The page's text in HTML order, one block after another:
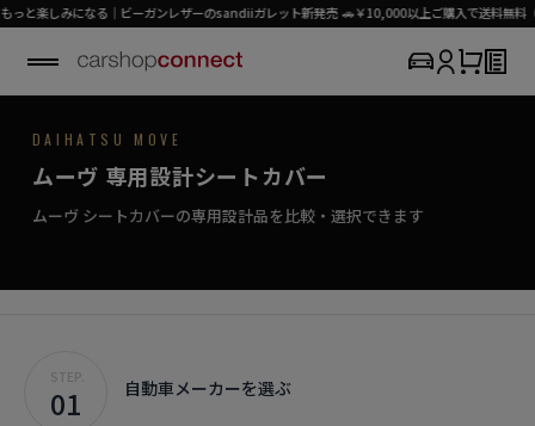
みになる｜ビーガンレザーのsandiiガレット新発売 🚗￥10,000以上ご購入で送料無料（パー
DAIHATSU / MOVE
SEAT COVER COLLECTION
MOVE
専用シートカバー
しなやかに走る、定番のシートカバー。
初めての方はこちら›
DAIHATSU MOVE
ムーヴ 専用設計シートカバー
ムーヴ シートカバーの専用設計品を比較・選択できます
STEP.
01 自動車メーカーを選ぶ